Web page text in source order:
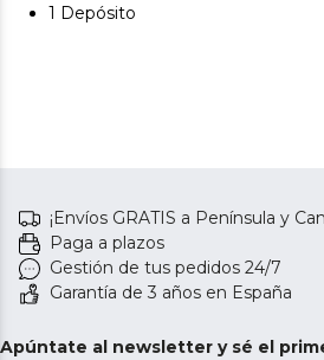
1 Depósito
¡Envíos GRATIS a Península y
Paga a plazos
Gestión de tus pedidos 24/7
Garantía de 3 años en España
Apúntate al newsletter y sé el